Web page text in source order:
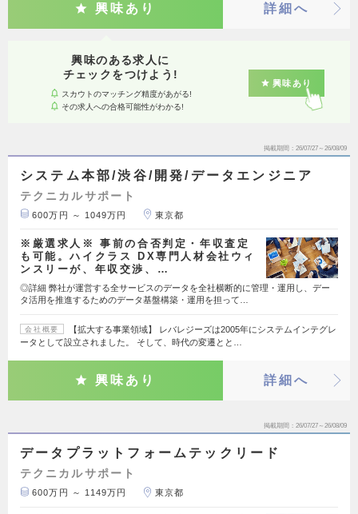
興味あり 詳細へ
興味のある求人に
チェックをつけよう!
スカウトのマッチング精度があがる!
その求人への合格可能性がわかる!
興味あり
掲載期間 26/07/27～26/08/09
システム本部/渋谷/開発/データエンジニア
テクニカルサポート
600万円 ～ 1049万円 東京都
※厳選求人※ 事前の合否判定・年収査定
も可能。ハイクラス DX専門人材会社ウィ
ンスリーが、年収交渉、…
◎詳細 弊社が運営する全サービスのデータを全社横断的に管理・運用し、デー
タ活用を推進するためのデータ基盤構築・運用を担って…
会社概要
【拡大する事業領域】 レバレジーズは2005年にシステムインテグレ
ータとして設立されました。 そして、時代の変遷とと…
興味あり 詳細へ
掲載期間 26/07/27～26/08/09
データプラットフォームテックリード
テクニカルサポート
600万円 ～ 1149万円 東京都